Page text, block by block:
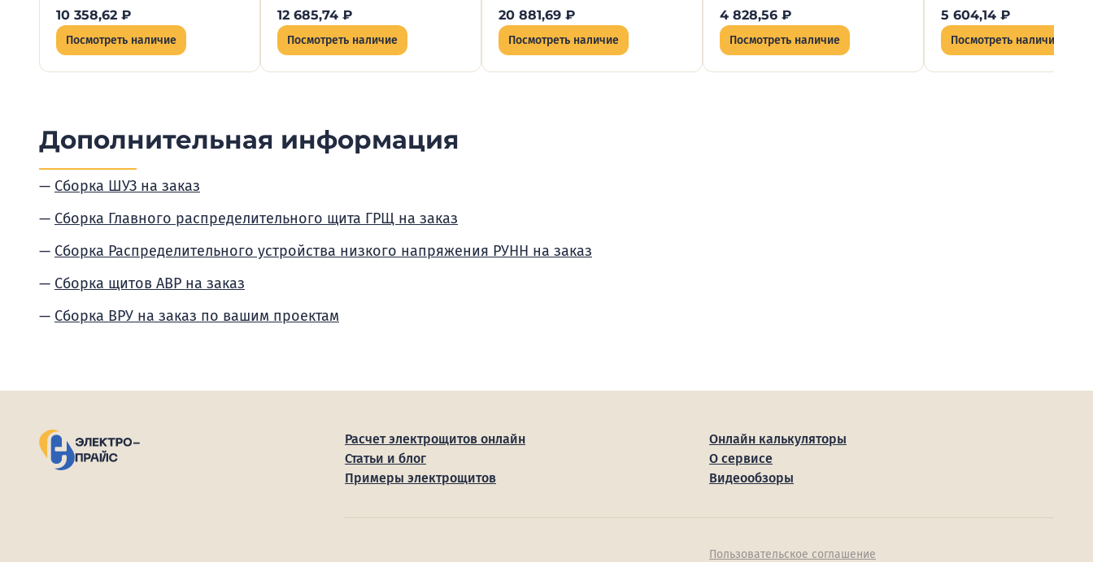
10 358,62 ₽
Посмотреть наличие
12 685,74 ₽
Посмотреть наличие
20 881,69 ₽
Посмотреть наличие
4 828,56 ₽
Посмотреть наличие
5 604,14 ₽
Посмотреть наличие
Дополнительная информация
Сборка ШУЗ на заказ
Сборка Главного распределительного щита ГРЩ на заказ
Сборка Распределительного устройства низкого напряжения РУНН на заказ
Сборка щитов АВР на заказ
Сборка ВРУ на заказ по вашим проектам
Расчет электрощитов онлайн
Онлайн калькуляторы
Статьи и блог
О сервисе
Примеры электрощитов
Видеообзоры
Пользовательское соглашение